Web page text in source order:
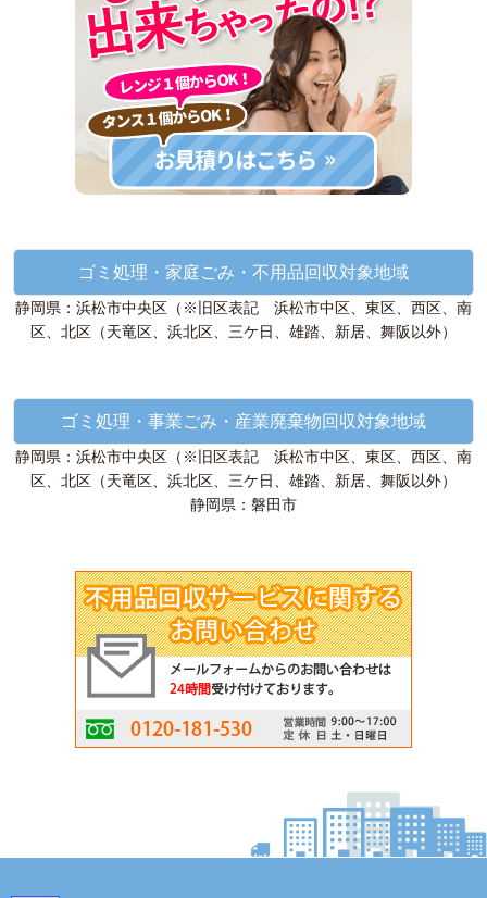
ゴミ処理・家庭ごみ・不用品回収対象地域
静岡県：浜松市中央区（※旧区表記 浜松市中区、東区、西区、南
区、北区（天竜区、浜北区、三ケ日、雄踏、新居、舞阪以外）
ゴミ処理・事業ごみ・産業廃棄物回収対象地域
静岡県：浜松市中央区（※旧区表記 浜松市中区、東区、西区、南
区、北区（天竜区、浜北区、三ケ日、雄踏、新居、舞阪以外）
静岡県：磐田市